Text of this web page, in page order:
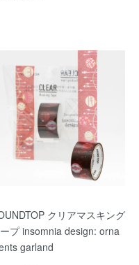
クリアマスキング
プ insomnia design: orna
garland